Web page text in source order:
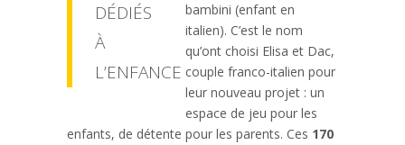
DÉDIÉS
À
L’ENFANCE
bambini (enfant en
italien). C’est le nom
qu’ont choisi Elisa et Dac,
couple franco-italien pour
leur nouveau projet : un
espace de jeu pour les
enfants, de détente pour les parents. Ces 170